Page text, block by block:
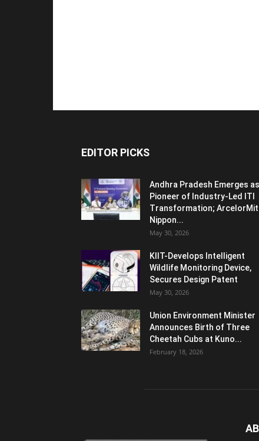
EDITOR PICKS
Andhra Pradesh Emerges as
Pioneer of Industry-Led ITI
Transformation;
Nippon...
May 30, 2026
KIIT-Develops Intelligent
Wildlife Monitoring Device,
Secures Design Patent
May 30, 2026
Union Environment Minister
Announces Birth of Three
Cheetah Cubs at Kuno...
February 18, 2026